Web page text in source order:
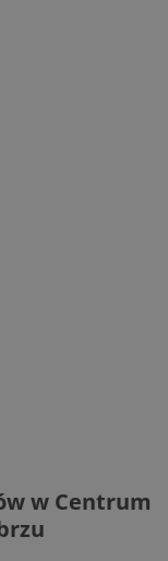
w Centrum